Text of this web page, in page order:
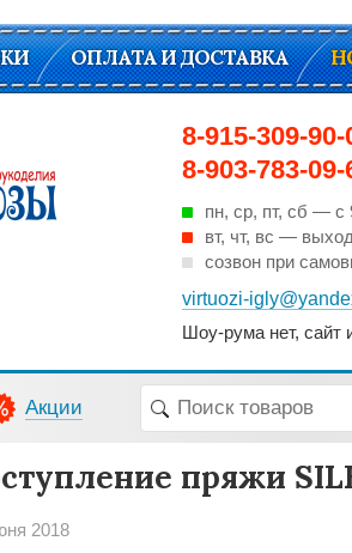
8-915-309-90-
8-903-783-09-
пн, ср, пт, cб — с
вт, чт, вс —
созвон при
virtuozi-
Шоу-рума нет, сайт
ОПЛАТА И ДОСТАВКА
Акции
пряжи
2018